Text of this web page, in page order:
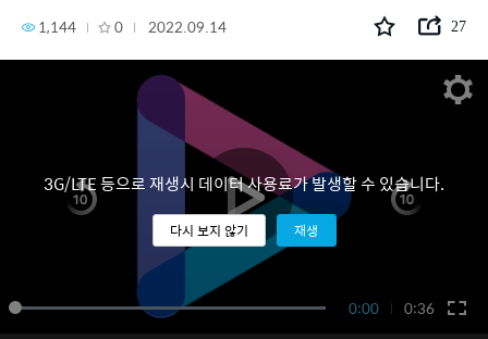
1,144 0 2022.09.14 27
0:00 0:36
3G/LTE 등으로 재생시 데이터 사용료가 발생할 수 있습니다.
다시 보지 않기 재생